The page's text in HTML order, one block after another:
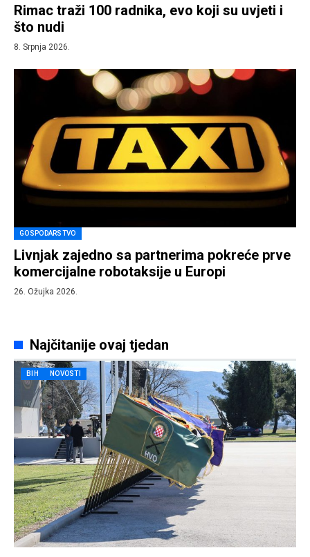
Rimac traži 100 radnika, evo koji su uvjeti i
što nudi
8. Srpnja 2026.
GOSPODARSTVO
Livnjak zajedno sa partnerima pokreće prve
komercijalne robotaksije u Europi
26. Ožujka 2026.
Najčitanije ovaj tjedan
BIH NOVOSTI